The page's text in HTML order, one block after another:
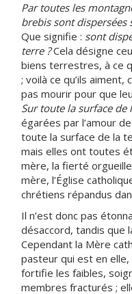
Par toutes les
brebis sont dispersées
Que signifie : sont
terre ?Cela désigne
biens terrestres, à ce
; voilà ce qu’ils aiment,
pas mourir pour que
Sur toute la surface de
égarées par l’amour
toute la surface de la
mais elles ont toutes
mère, la fierté
mère, l’Église
chrétiens répandus
Il n’est donc pas
désaccord, tandis que
Cependant la Mère
pasteur qui est en
fortifie les faibles,
membres fracturés ;